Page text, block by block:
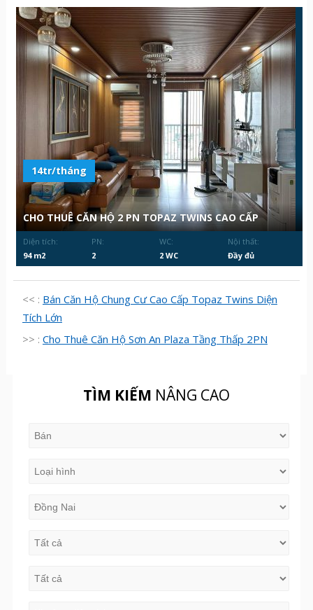
14tr/tháng
CHO THUÊ CĂN HỘ 2 PN TOPAZ TWINS CAO CẤP
Diện tích:
94 m2
PN:
2
WC:
2 WC
Nội thất:
Đầy đủ
<< : Bán Căn Hộ Chung Cư Cao Cấp Topaz Twins Diện
Tích Lớn
>> : Cho Thuê Căn Hộ Sơn An Plaza Tầng Thấp 2PN
TÌM KIẾM NÂNG CAO